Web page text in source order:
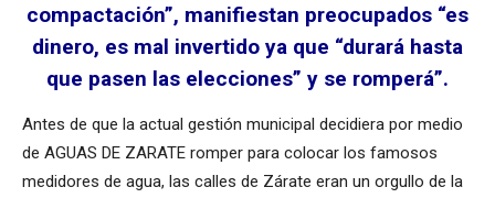
compactación”, manifiestan preocupados “es
dinero, es mal invertido ya que “durará hasta
que pasen las elecciones” y se romperá”.
Antes de que la actual gestión municipal decidiera por medio
de AGUAS DE ZARATE romper para colocar los famosos
medidores de agua, las calles de Zárate eran un orgullo de la